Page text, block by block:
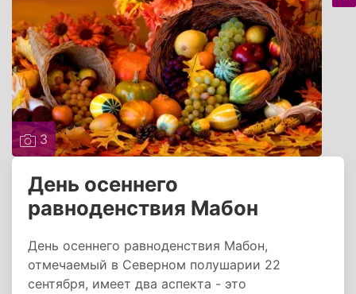
3
День осеннего
равноденствия Мабон
День осеннего равноденствия Мабон,
отмечаемый в Северном полушарии 22
сентября, имеет два аспекта - это